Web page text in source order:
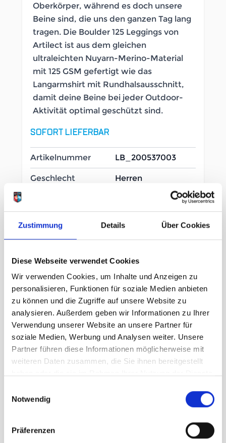
Zustimmung Details Über Cookies
Diese Webseite verwendet Cookies
Wir verwenden Cookies, um Inhalte und Anzeigen zu
personalisieren, Funktionen für soziale Medien anbieten
zu können und die Zugriffe auf unsere Website zu
analysieren. Außerdem geben wir Informationen zu Ihrer
Verwendung unserer Website an unsere Partner für
soziale Medien, Werbung und Analysen weiter. Unsere
Partner führen diese Informationen möglicherweise mit
weiteren Daten zusammen, die Sie ihnen bereitgestellt
Notwendig
Präferenzen
Oberkörper, während es doch unsere
Beine sind, die uns den ganzen Tag lang
tragen. Die Boulder 125 Leggings von
Artilect ist aus dem gleichen
ultraleichten Nuyarn-Merino-Material
mit 125 GSM gefertigt wie das
Langarmshirt mit Rundhalsausschnitt,
damit deine Beine bei jeder Outdoor-
Aktivität optimal geschützt sind.
SOFORT LIEFERBAR
Artikelnummer LB_200537003
Geschlecht Herren
unser Preis ab:109,95 €
Menge
Beschreibung /Artilect Boulder 125 Legging
Die herausragende Bluesign®-